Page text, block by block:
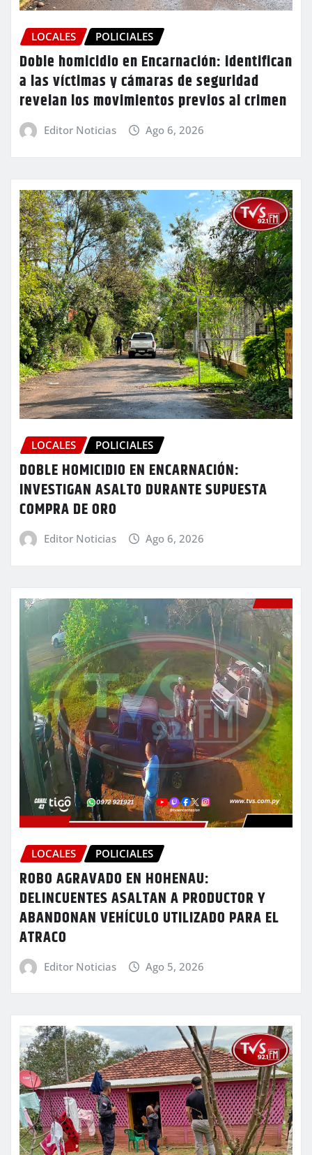
LOCALES POLICIALES
Doble homicidio en Encarnación: identifican
a las víctimas y cámaras de seguridad
revelan los movimientos previos al crimen
Editor Noticias Ago 6, 2026
LOCALES POLICIALES
DOBLE HOMICIDIO EN ENCARNACIÓN:
INVESTIGAN ASALTO DURANTE SUPUESTA
COMPRA DE ORO
Editor Noticias Ago 6, 2026
LOCALES POLICIALES
ROBO AGRAVADO EN HOHENAU:
DELINCUENTES ASALTAN A PRODUCTOR Y
ABANDONAN VEHÍCULO UTILIZADO PARA EL
ATRACO
Editor Noticias Ago 5, 2026